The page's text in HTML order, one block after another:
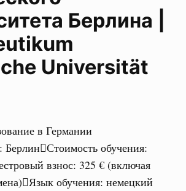
Берлина |
Universität
:Берлин Стоимость обучения:
взнос: 325 € (включая
Язык обучения:немецкий